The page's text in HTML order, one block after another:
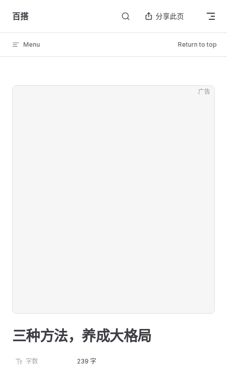
Skip to content
百搭 分享此页
Menu Return to top
广告
三种方法，养成大格局
字数 239 字